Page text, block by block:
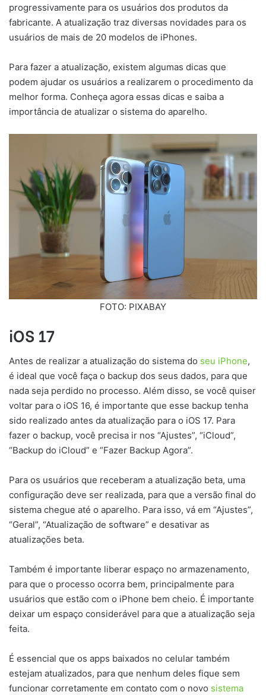
progressivamente para os usuários dos produtos da
fabricante. A atualização traz diversas novidades para os
usuários de mais de 20 modelos de iPhones.
Para fazer a atualização, existem algumas dicas que
podem ajudar os usuários a realizarem o procedimento da
melhor forma. Conheça agora essas dicas e saiba a
importância de atualizar o sistema do aparelho.
FOTO: PIXABAY
iOS 17
Antes de realizar a atualização do sistema do seu iPhone,
é ideal que você faça o backup dos seus dados, para que
nada seja perdido no processo. Além disso, se você quiser
voltar para o iOS 16, é importante que esse backup tenha
sido realizado antes da atualização para o iOS 17. Para
fazer o backup, você precisa ir nos “Ajustes”, “iCloud”,
“Backup do iCloud” e “Fazer Backup Agora”.
Para os usuários que receberam a atualização beta, uma
configuração deve ser realizada, para que a versão final do
sistema chegue até o aparelho. Para isso, vá em “Ajustes”,
“Geral”, “Atualização de software” e desativar as
atualizações beta.
Também é importante liberar espaço no armazenamento,
para que o processo ocorra bem, principalmente para
usuários que estão com o iPhone bem cheio. É importante
deixar um espaço considerável para que a atualização seja
feita.
É essencial que os apps baixados no celular também
estejam atualizados, para que nenhum deles fique sem
funcionar corretamente em contato com o novo sistema